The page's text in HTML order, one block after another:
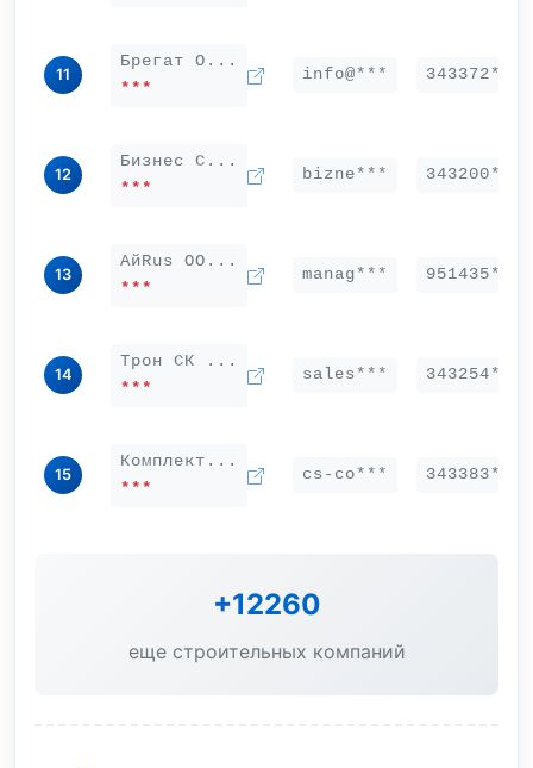
11
Брегат О...
***
info@*** 343372***
12
Бизнес С...
***
bizne*** 343200***
13
АйRus ОО...
***
manag*** 951435***
14
Трон СК ...
***
sales*** 343254***
15
Комплект...
***
cs-co*** 343383***
+12260
еще строительных компаний